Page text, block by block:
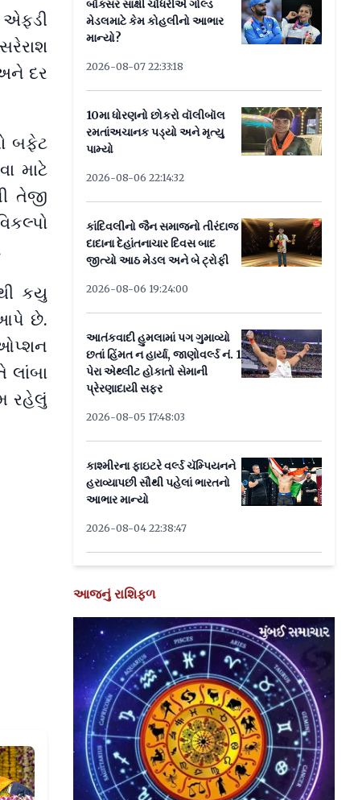
દર
બફેટ
માટે
તેજી
કયુ
છે.
ઓપ્શન
લાંબા
રહેલું
IIT દિલ્હીના વિદ્યાર્થીઓને પીએમ મોદીએ કહ્યું
બૉક્સર સાક્ષી ચૌધરીએ ગોલ્ડ
મેડલમાટે કેમ કોહલીનો આભાર
માન્યો?
2026-08-07 22:33:18
10મા ધોરણનો છોકરો વૉલીબૉલ
રમતાંઅચાનક પડ્યો અને મૃત્યુ
પામ્યો
2026-08-06 22:14:32
કાંદિવલીનો જૈન સમાજનો તીરંદાજ
દાદાના દેહાંતનાચાર દિવસ બાદ
જીત્યો આઠ મેડલ અને બે ટ્રોફી
2026-08-06 19:24:00
આતંકવાદી હુમલામાં પગ ગુમાવ્યો
છતાં હિંમત ન હાર્યા, જાણોવર્લ્ડ નં. 1
પેરા એથ્લીટ હોકાતો સેમાની
પ્રેરણાદાયી સફર
2026-08-05 17:48:03
કાશ્મીરના ફાઇટરે વર્લ્ડ ચૅમ્પિયનને
હરાવ્યાપછી સૌથી પહેલાં ભારતનો
આભાર માન્યો
2026-08-04 22:38:47
આજનું રાશિફળ